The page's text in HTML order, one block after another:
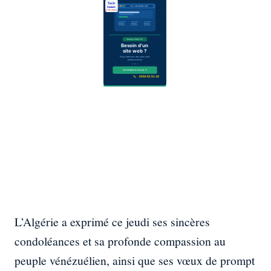
L’Algérie a exprimé ce jeudi ses sincères
condoléances et sa profonde compassion au
peuple vénézuélien, ainsi que ses vœux de prompt